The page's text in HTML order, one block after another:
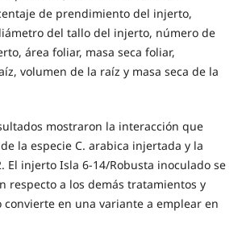
de prendimiento del injerto,
del tallo del injerto, número de
área foliar, masa seca foliar,
volumen de la raíz y masa seca de la
mostraron la interacción que
la especie C. arabica injertada y la
El injerto Isla 6-14/Robusta inoculado se
respecto a los demás tratamientos y
convierte en una variante a emplear en